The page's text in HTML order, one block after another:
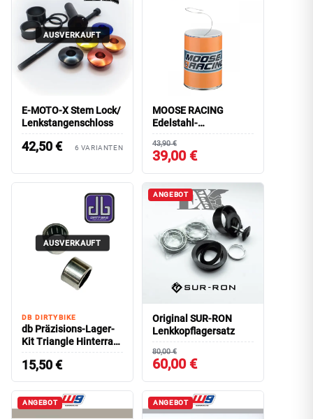
AUSVERKAUFT
E-MOTO-X Stem Lock/
Lenkstangenschloss
42,50€ 6 VARIANTEN
MOOSE RACING
Edelstahl-
Sicherungsdraht
43,90 €
39,00 €
AUSVERKAUFT
DB DIRTYBIKE
db Präzisions-Lager-
Kit Triangle Hinterrad-
Umlenkung SURRON
Light Bee
15,50€
ANGEBOT
Original SUR-RON
Lenkkopflagersatz
80,00 €
60,00 €
ANGEBOT ANGEBOT